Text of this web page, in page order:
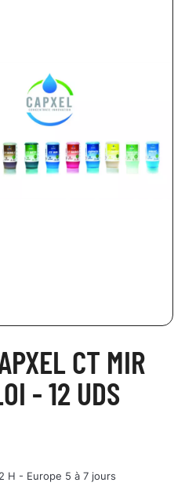
CT MIR
- 12 UDS
H - Europe 5 à 7 jours